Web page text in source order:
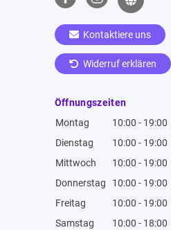
Kontaktiere uns
Widerruf erklären
Öffnungszeiten
Montag
10:00 - 19:00
Dienstag
10:00 - 19:00
Mittwoch
10:00 - 19:00
Donnerstag
10:00 - 19:00
Freitag
10:00 - 19:00
Samstag
10:00 - 18:00